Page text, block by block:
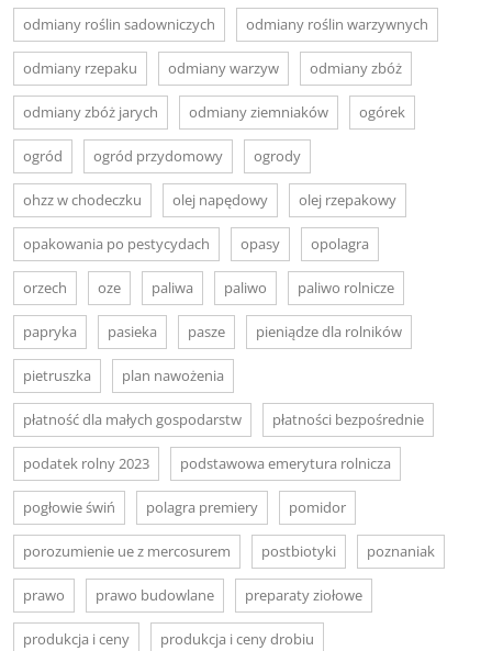
odmiany roślin sadowniczych odmiany roślin warzywnych
odmiany rzepaku odmiany warzyw odmiany zbóż
odmiany zbóż jarych odmiany ziemniaków ogórek
ogród ogród przydomowy ogrody
ohzz w chodeczku olej napędowy olej rzepakowy
opakowania po pestycydach opasy opolagra
orzech oze paliwa paliwo paliwo rolnicze
papryka pasieka pasze pieniądze dla rolników
pietruszka plan nawożenia
płatność dla małych gospodarstw płatności bezpośrednie
podatek rolny 2023 podstawowa emerytura rolnicza
pogłowie świń polagra premiery pomidor
porozumienie ue z mercosurem postbiotyki poznaniak
prawo prawo budowlane preparaty ziołowe
produkcja i ceny produkcja i ceny drobiu